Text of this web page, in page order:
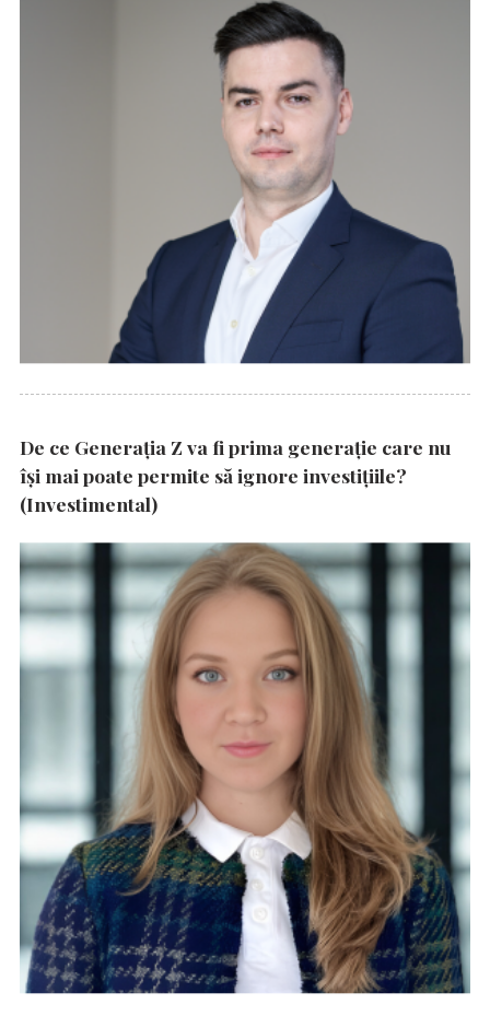
De ce Generația Z va fi prima generație care nu
își mai poate permite să ignore investițiile?
(Investimental)